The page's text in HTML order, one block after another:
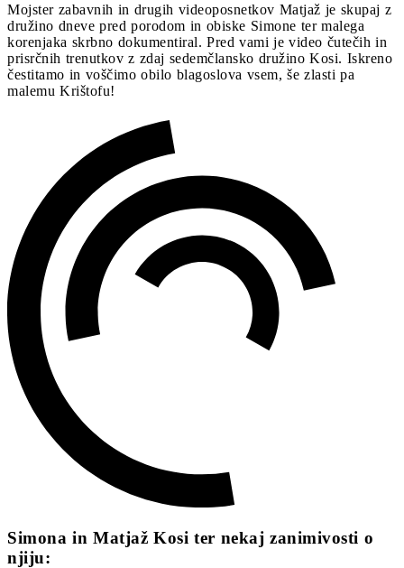
Mojster zabavnih in drugih videoposnetkov Matjaž je skupaj z
družino dneve pred porodom in obiske Simone ter malega
korenjaka skrbno dokumentiral. Pred vami je video čutečih in
prisrčnih trenutkov z zdaj sedemčlansko družino Kosi. Iskreno
čestitamo in voščimo obilo blagoslova vsem, še zlasti pa
malemu Krištofu!
Simona in Matjaž Kosi ter nekaj zanimivosti o
njiju: